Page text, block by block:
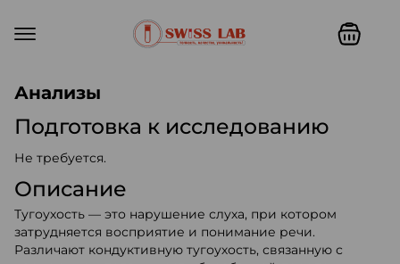
Анализы
Подготовка к исследованию
Не требуется.
Описание
Тугоухость — это нарушение слуха, при котором
затрудняется восприятие и понимание речи.
Различают кондуктивную тугоухость, связанную с